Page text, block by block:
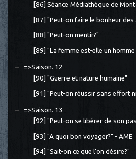
[86] Séance Médiathèque de
[87] "Peut-on faire le bonheur des
[88] "Peut-on mentir?"
[89] "La femme est-elle un
=>Saison. 12
[90] "Guerre et nature humaine"
[91] "Peut-on réussir sans effort
=>Saison. 13
[92] "Peut-on se libérer de son
[93] "A quoi bon voyager?" - AME
[94] "Sait-on ce que l'on désire?"